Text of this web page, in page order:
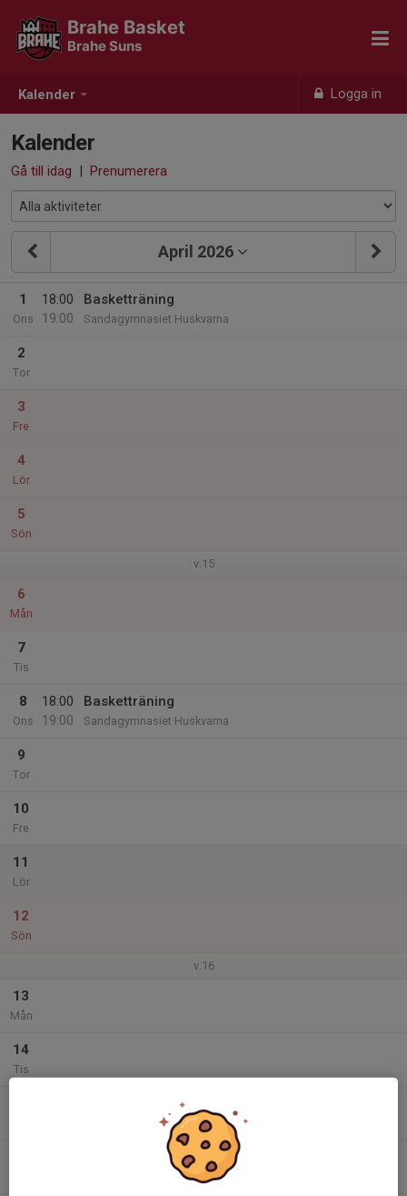
Kalender Logga in
Brahe Basket
Brahe Suns
Kalender
Gå till idag | Prenumerera
April 2026
1
Ons
18:00
19:00
Basketträning
Sandagymnasiet Huskvarna
2
Tor
3
Fre
4
Lör
5
Sön
v.15
6
Mån
7
Tis
8
Ons
18:00
19:00
Basketträning
Sandagymnasiet Huskvarna
9
Tor
10
Fre
11
Lör
12
Sön
v.16
13
Mån
14
Tis
Sandagymnasiet Huskvarna